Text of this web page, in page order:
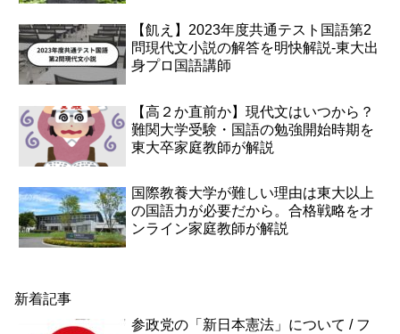
【飢え】2023年度共通テスト国語第2
問現代文小説の解答を明快解説-東大出
身プロ国語講師
【高２か直前か】現代文はいつから？
難関大学受験・国語の勉強開始時期を
東大卒家庭教師が解説
国際教養大学が難しい理由は東大以上
の国語力が必要だから。合格戦略をオ
ンライン家庭教師が解説
新着記事
参政党の「新日本憲法」について / フ